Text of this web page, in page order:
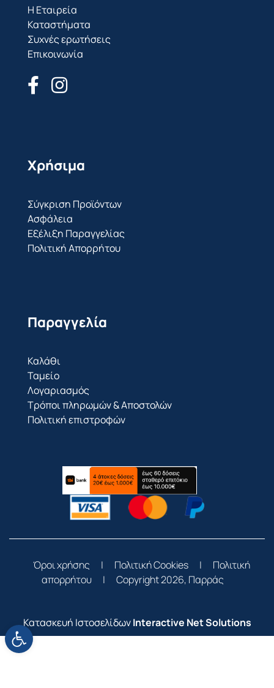
Ανοίξτε τη γραμμή εργαλείων
Η Εταιρεία
Καταστήματα
Συχνές ερωτήσεις
Επικοινωνία
Χρήσιμα
Σύγκριση Προϊόντων
Ασφάλεια
Εξέλιξη Παραγγελίας
Πολιτική Απορρήτου
Παραγγελία
Καλάθι
Ταμείο
Λογαριασμός
Τρόποι πληρωμών & Αποστολών
Πολιτική επιστροφών
Όροι χρήσης | Πολιτική Cookies |
Πολιτική
απορρήτου
| Copyright 2026, Παρράς
Κατασκευή ΙστοσελίδωνInteractive Net Solutions